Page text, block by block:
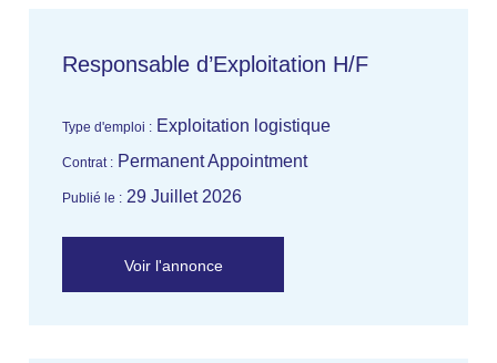
Responsable d’Exploitation H/F
Type d'emploi : Exploitation logistique
Contrat : Permanent Appointment
Publié le : 29 Juillet 2026
Voir l'annonce